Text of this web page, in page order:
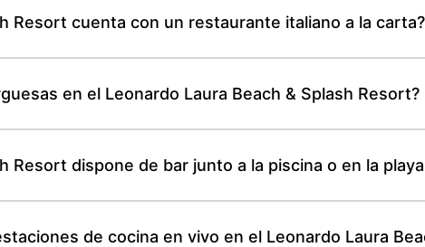
Resort cuenta con un restaurante italiano a la carta?
en el Leonardo Laura Beach & Splash Resort?
Resort dispone de bar junto a la piscina o en la
de cocina en vivo en el Leonardo Laura